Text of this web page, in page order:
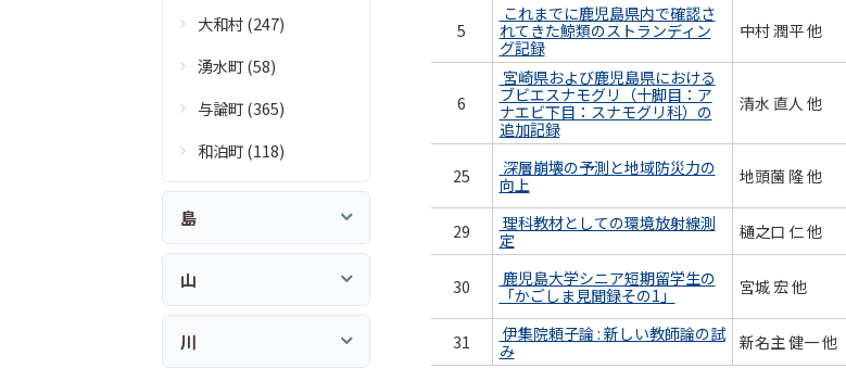
5
これまでに鹿児島県内で確認さ
れてきた鯨類のストランディン
グ記録
中村 潤平 他
6
宮崎県および鹿児島県における
ブビエスナモグリ（十脚目：ア
ナエビ下目：スナモグリ科）の
追加記録
清水 直人 他
25
深層崩壊の予測と地域防災力の
向上
地頭薗 隆 他
29
理科教材としての環境放射線測
定
樋之口 仁 他
30
鹿児島大学シニア短期留学生の
「かごしま見聞録その1」
宮城 宏 他
31
伊集院頼子論 : 新しい教師論の試
み
新名主 健一 他
大和村 (247)
湧水町 (58)
与論町 (365)
和泊町 (118)
島
山
川